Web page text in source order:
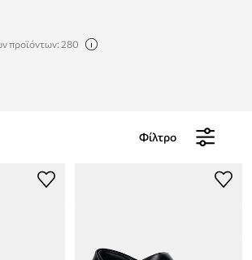
προϊόντων: 280
Φίλτρο